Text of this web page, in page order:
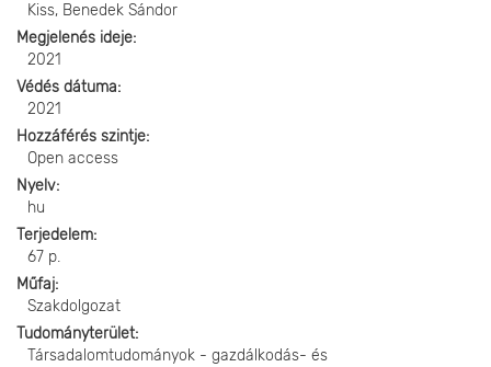
Kiss, Benedek Sándor
Megjelenés ideje
2021
Védés dátuma
2021
Hozzáférés szintje
Open access
Nyelv
hu
Terjedelem
67 p.
Műfaj
Szakdolgozat
Tudományterület
Társadalomtudományok - gazdálkodás- és